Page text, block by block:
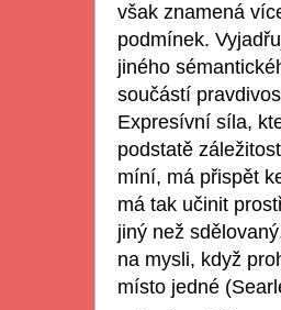
však znamená
podmínek.
jiného
součástí
Expresívní síla,
podstatě
míní, má přispět
má tak učinit
jiný než
na mysli, když
místo jedné